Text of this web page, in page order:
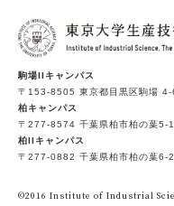
駒場IIキャンパス
〒153-8505 東京都目黒区駒場 4-
柏キャンパス
〒277-8574 千葉県柏市柏の葉5-
柏IIキャンパス
〒277-0882 千葉県柏市柏の葉6-
©2016 Institute of Industrial